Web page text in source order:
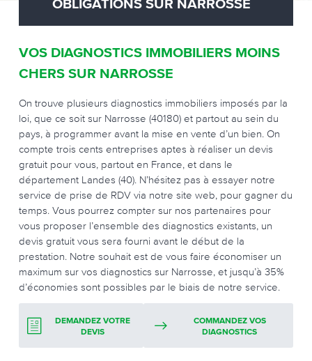
OBLIGATIONS SUR NARROSSE
VOS DIAGNOSTICS IMMOBILIERS MOINS
CHERS SUR NARROSSE
On trouve plusieurs diagnostics immobiliers imposés par la
loi, que ce soit sur Narrosse (40180) et partout au sein du
pays, à programmer avant la mise en vente d’un bien. On
compte trois cents entreprises aptes à réaliser un devis
gratuit pour vous, partout en France, et dans le
département Landes (40). N’hésitez pas à essayer notre
service de prise de RDV via notre site web, pour gagner du
temps. Vous pourrez compter sur nos partenaires pour
vous proposer l’ensemble des diagnostics existants, un
devis gratuit vous sera fourni avant le début de la
prestation. Notre souhait est de vous faire économiser un
maximum sur vos diagnostics sur Narrosse, et jusqu’à 35%
d’économies sont possibles par le biais de notre service.
DEMANDEZ VOTRE
DEVIS
COMMANDEZ VOS
DIAGNOSTICS